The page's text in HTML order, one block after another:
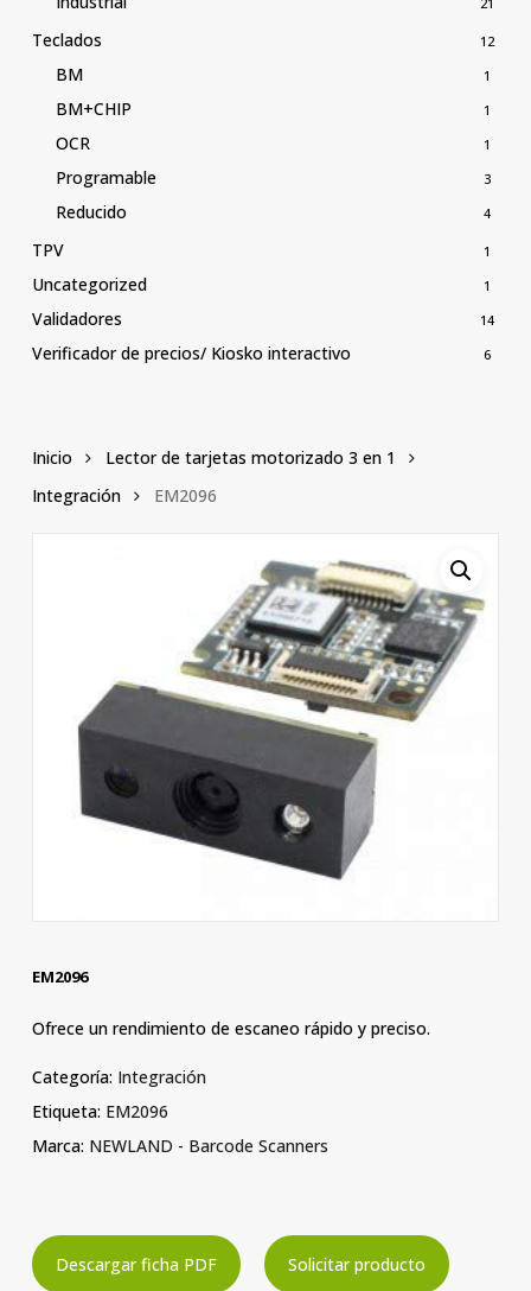
Teclados 12
BM 1
BM+CHIP 1
OCR 1
Programable 3
Reducido 4
TPV 1
Uncategorized 1
Validadores 14
Verificador de precios/ Kiosko interactivo 6
Inicio
Lector de tarjetas motorizado 3 en 1
Integración
EM2096
EM2096
Ofrece un rendimiento de escaneo rápido y preciso.
Categoría: Integración
Etiqueta: EM2096
Marca: NEWLAND - Barcode Scanners
Descargar ficha PDF Solicitar producto